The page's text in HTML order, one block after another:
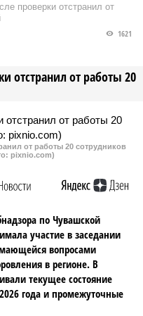
проверки отстранил от
отстранил от работы 20
1621
от работы 20 сотрудников
pixnio.com)
по Чувашской
участие в заседании
вопросами
в регионе. В
текущее состояние
года и промежуточные